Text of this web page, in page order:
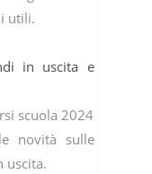
utili.
in uscita e
scuola 2024
novità sulle
uscita.